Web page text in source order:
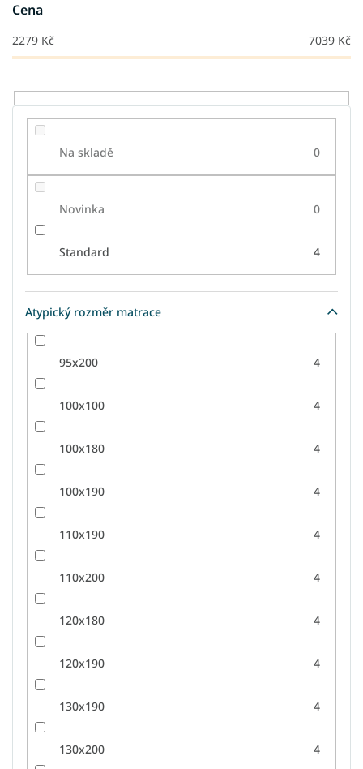
u
k
t
Cena
2279 Kč 7039 Kč
Na skladě 0
Novinka 0
Standard 4
Atypický rozměr matrace
95x200 4
100x100 4
100x180 4
100x190 4
110x190 4
110x200 4
120x180 4
120x190 4
130x190 4
130x200 4